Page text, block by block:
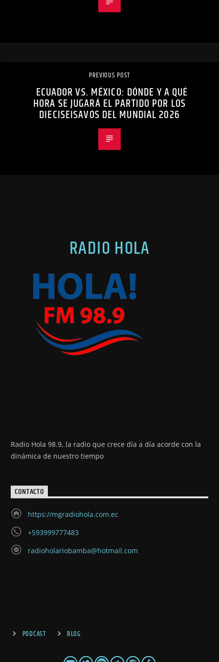
PREVIOUS POST
ECUADOR VS. MÉXICO: DÓNDE Y A QUÉ
HORA SE JUGARÁ EL PARTIDO POR LOS
DIECISEISAVOS DEL MUNDIAL 2026
RADIO HOLA
Radio Hola 98.9, la radio que crece día a día acorde con la
dinámica de nuestro tiempo
CONTACTO
https://mgradiohola.com.ec
+593999777483
radioholariobamba@hotmail.com
PODCAST BLOG